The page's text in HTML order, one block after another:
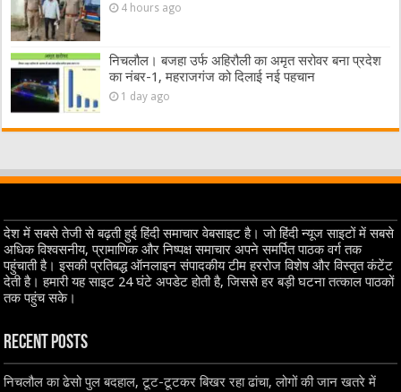
4 hours ago
निचलौल। बजहा उर्फ अहिरौली का अमृत सरोवर बना प्रदेश
का नंबर-1, महराजगंज को दिलाई नई पहचान
1 day ago
देश में सबसे तेजी से बढ़ती हुई हिंदी समाचार वेबसाइट है। जो हिंदी न्यूज साइटों में सबसे
अधिक विश्वसनीय, प्रामाणिक और निष्पक्ष समाचार अपने समर्पित पाठक वर्ग तक
पहुंचाती है। इसकी प्रतिबद्ध ऑनलाइन संपादकीय टीम हररोज विशेष और विस्तृत कंटेंट
देती है। हमारी यह साइट 24 घंटे अपडेट होती है, जिससे हर बड़ी घटना तत्काल पाठकों
तक पहुंच सके।
Recent Posts
निचलौल का ढेसो पुल बदहाल, टूट-टूटकर बिखर रहा ढांचा, लोगों की जान खतरे में